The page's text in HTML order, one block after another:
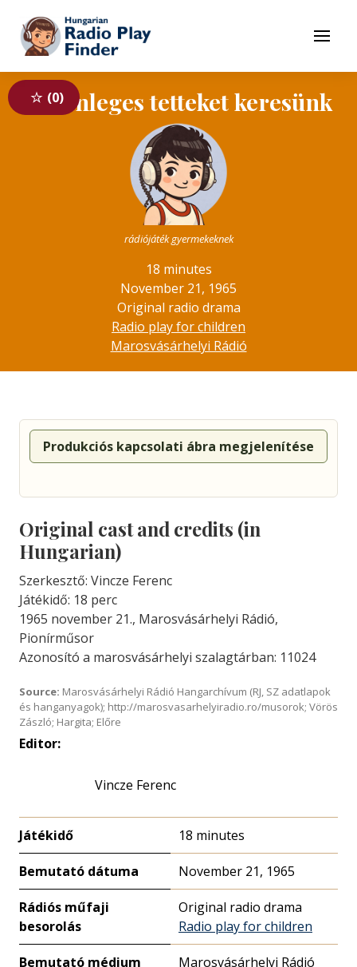
To contents
Menu
0
Különleges tetteket keresünk
rádiójáték gyermekeknek
18 minutes
November 21, 1965
Original radio drama
Radio play for children
Marosvásárhelyi Rádió
Produkciós kapcsolati ábra megjelenítése
Original cast and credits (in
Hungarian)
Szerkesztő: Vincze Ferenc
Játékidő: 18 perc
1965 november 21., Marosvásárhelyi Rádió,
Pionírműsor
Azonosító a marosvásárhelyi szalagtárban: 11024
Source: Marosvásárhelyi Rádió Hangarchívum (RJ, SZ adatlapok
és hanganyagok); http://marosvasarhelyiradio.ro/musorok; Vörös
Zászló; Hargita; Előre
Editor:
Vincze Ferenc
Játékidő 18 minutes
Bemutató dátuma November 21, 1965
Rádiós műfaji
besorolás
Original radio drama
Radio play for children
Bemutató médium Marosvásárhelyi Rádió